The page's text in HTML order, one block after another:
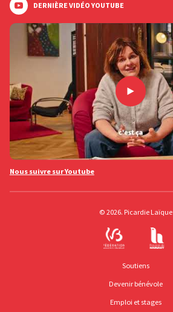
DERNIÈRE VIDÉO YOUTUBE
Nous suivre sur Youtube
© 2026. Picardie Laïque
Soutiens
Devenir bénévole
Emploi et stages